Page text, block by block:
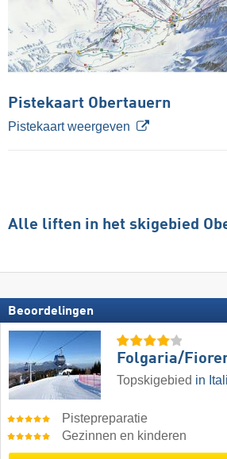
Pistekaart Obertauern
Pistekaart weergeven
Alle liften in het skigebied
Beoordelingen
Folgaria/​
Topskigebied in
Pistepreparatie
Gezinnen en kinderen